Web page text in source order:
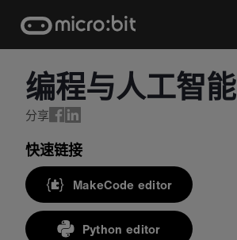
content
编程与人工智能
分享
快速链接
MakeCode editor
Python editor